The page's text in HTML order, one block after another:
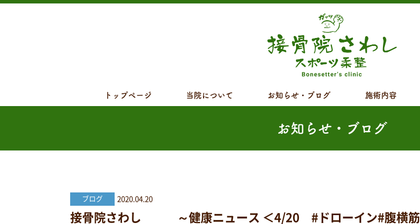
トップページ 当院について お知らせ・ブログ 施術内容
お知らせ・ブログ
ブログ 2020.04.20
接骨院さわし ～健康ニュース ＜4/20 #ドローイン#腹横筋